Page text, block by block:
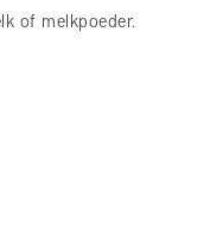
of melkpoeder.